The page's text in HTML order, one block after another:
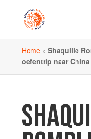
Home» Shaquille
oefentrip naar China